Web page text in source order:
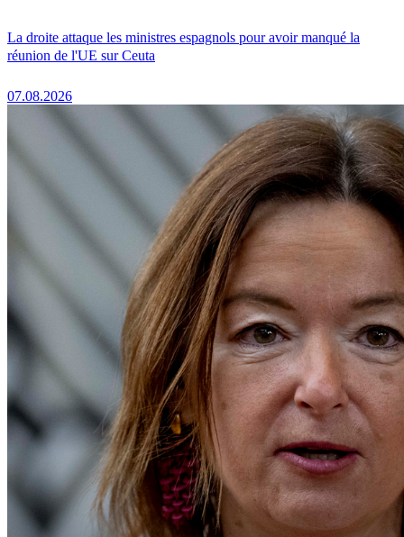
La droite attaque les ministres espagnols pour avoir manqué la
réunion de l'UE sur Ceuta
07.08.2026